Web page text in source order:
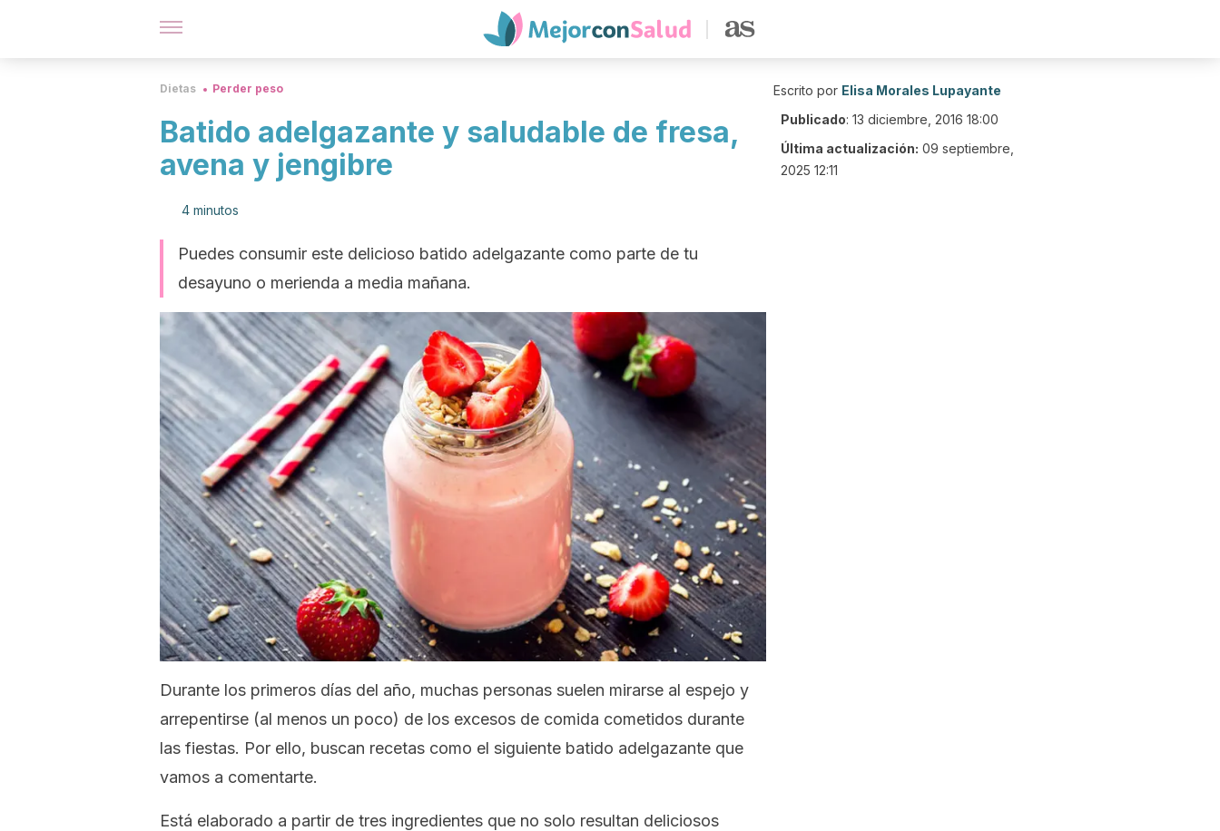
Dietas Perder peso
Batido adelgazante y saludable de fresa,
avena y jengibre
4 minutos
Puedes consumir este delicioso batido adelgazante como parte de tu
desayuno o merienda a media mañana.
Durante los primeros días del año, muchas personas suelen mirarse al espejo y
arrepentirse (al menos un poco) de los excesos de comida cometidos durante
las fiestas. Por ello, buscan recetas como el siguiente batido adelgazante que
vamos a comentarte.
Está elaborado a partir de tres ingredientes que no solo resultan deliciosos
Escrito por Elisa Morales Lupayante
Publicado: 13 diciembre, 2016 18:00
Última actualización: 09 septiembre,
2025 12:11